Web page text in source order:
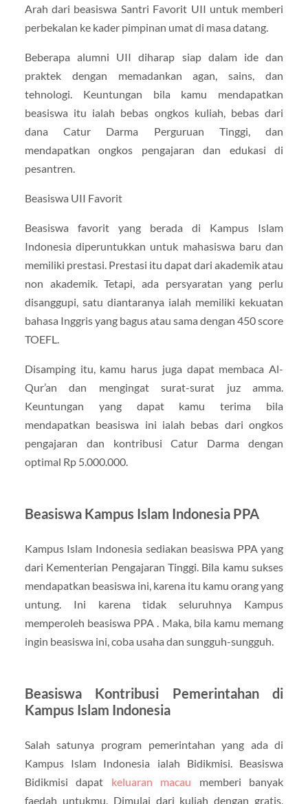
Arah dari beasiswa Santri Favorit UII untuk memberi
perbekalan ke kader pimpinan umat di masa datang.
Beberapa alumni UII diharap siap dalam ide dan
praktek dengan memadankan agan, sains, dan
tehnologi. Keuntungan bila kamu mendapatkan
beasiswa itu ialah bebas ongkos kuliah, bebas dari
dana Catur Darma Perguruan Tinggi, dan
mendapatkan ongkos pengajaran dan edukasi di
pesantren.
Beasiswa UII Favorit
Beasiswa favorit yang berada di Kampus Islam
Indonesia diperuntukkan untuk mahasiswa baru dan
memiliki prestasi. Prestasi itu dapat dari akademik atau
non akademik. Tetapi, ada persyaratan yang perlu
disanggupi, satu diantaranya ialah memiliki kekuatan
bahasa Inggris yang bagus atau sama dengan 450 score
TOEFL.
Disamping itu, kamu harus juga dapat membaca Al-
Qur’an dan mengingat surat-surat juz amma.
Keuntungan yang dapat kamu terima bila
mendapatkan beasiswa ini ialah bebas dari ongkos
pengajaran dan kontribusi Catur Darma dengan
optimal Rp 5.000.000.
Beasiswa Kampus Islam Indonesia PPA
Kampus Islam Indonesia sediakan beasiswa PPA yang
dari Kementerian Pengajaran Tinggi. Bila kamu sukses
mendapatkan beasiswa ini, karena itu kamu orang yang
untung. Ini karena tidak seluruhnya Kampus
memperoleh beasiswa PPA . Maka, bila kamu memang
ingin beasiswa ini, coba usaha dan sungguh-sungguh.
Beasiswa Kontribusi Pemerintahan di
Kampus Islam Indonesia
Salah satunya program pemerintahan yang ada di
Kampus Islam Indonesia ialah Bidikmisi. Beasiswa
Bidikmisi dapat keluaran macau memberi banyak
faedah untukmu. Dimulai dari kuliah dengan gratis,